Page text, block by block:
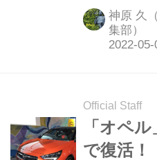
は、まだま
はとんでも
及している
本当に、環
物」として
神原 久
集部）
Official Staff
「オペ
で復活